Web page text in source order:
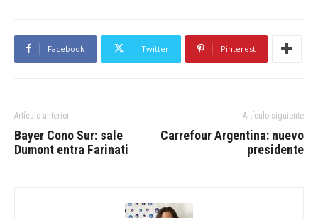
Facebook Twitter Pinterest
Artículo anterior
Bayer Cono Sur: sale
Dumont entra Farinati
Artículo siguiente
Carrefour Argentina: nuevo
presidente